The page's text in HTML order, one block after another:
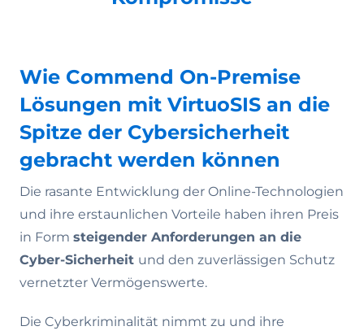
Wie Commend On-Premise
Lösungen mit VirtuoSIS an die
Spitze der Cybersicherheit
gebracht werden können
Die rasante Entwicklung der Online-Technologien
und ihre erstaunlichen Vorteile haben ihren Preis
in Form steigender Anforderungen an die
Cyber-Sicherheit und den zuverlässigen Schutz
vernetzter Vermögenswerte.
Die Cyberkriminalität nimmt zu und ihre